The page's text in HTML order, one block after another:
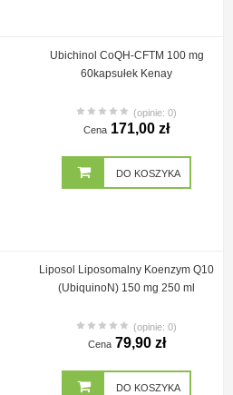
Ubichinol CoQH-CFTM 100 mg
60kapsułek Kenay
(opinie: 0)
Cena 171,00 zł
DO KOSZYKA
Liposol Liposomalny Koenzym Q10
(UbiquinoN) 150 mg 250 ml
(opinie: 0)
Cena 79,90 zł
DO KOSZYKA